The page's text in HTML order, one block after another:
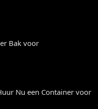
Bak voor
Nu een Container voor